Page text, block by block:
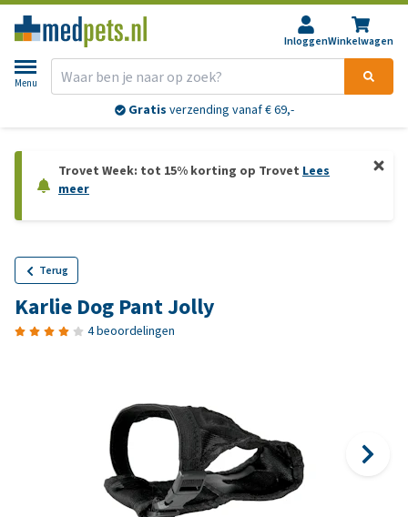
InloggenWinkelwagen
Menu
Gratis verzending vanaf € 69,-
Trovet Week: tot 15% korting op Trovet Lees
meer
Terug
Karlie Dog Pant Jolly
4 beoordelingen